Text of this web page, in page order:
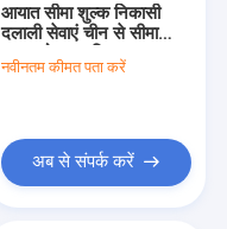
आयात सीमा शुल्क निकासी
दलाली सेवाएं चीन से सीमा
नवीनतम कीमत पता करें
अब से संपर्क करें